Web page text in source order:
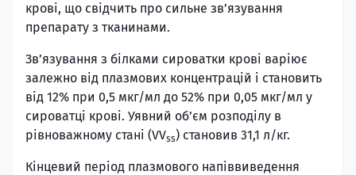
крові, що свідчить про сильне зв’язування
препарату з тканинами.
Зв’язування з білками сироватки крові варіює
залежно від плазмових концентрацій і становить
від 12% при 0,5 мкг/мл до 52% при 0,05 мкг/мл у
сироватці крові. Уявний об’єм розподілу в
рівноважному стані (VVss) становив 31,1 л/кг.
Кінцевий період плазмового напіввиведення